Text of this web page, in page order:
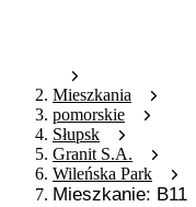
Mieszkania
pomorskie
Słupsk
Granit S.A.
Wileńska Park
Mieszkanie: B11